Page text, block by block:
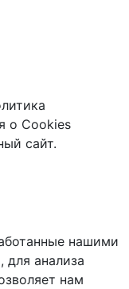
о Cookies
сайт.
нашими
анализа
нам